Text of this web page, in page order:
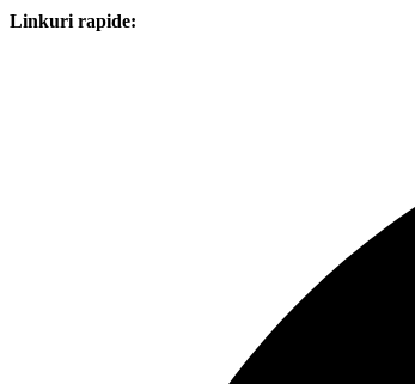
Linkuri rapide: